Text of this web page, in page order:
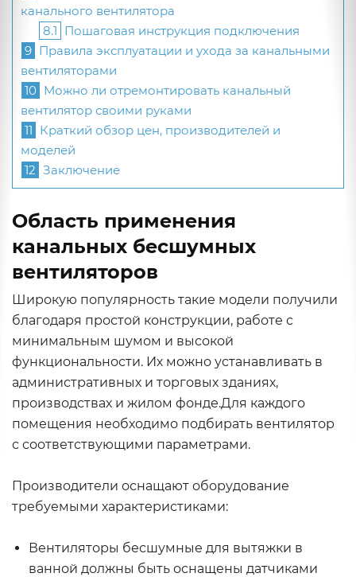
канального вентилятора
8.1 Пошаговая инструкция подключения
9 Правила эксплуатации и ухода за канальными
вентиляторами
10 Можно ли отремонтировать канальный
вентилятор своими руками
11 Краткий обзор цен, производителей и
моделей
12 Заключение
Область применения
канальных бесшумных
вентиляторов
Широкую популярность такие модели получили
благодаря простой конструкции, работе с
минимальным шумом и высокой
функциональности. Их можно устанавливать в
административных и торговых зданиях,
производствах и жилом фонде.Для каждого
помещения необходимо подбирать вентилятор
с соответствующими параметрами.
Производители оснащают оборудование
требуемыми характеристиками:
Вентиляторы бесшумные для вытяжки в
ванной должны быть оснащены датчиками